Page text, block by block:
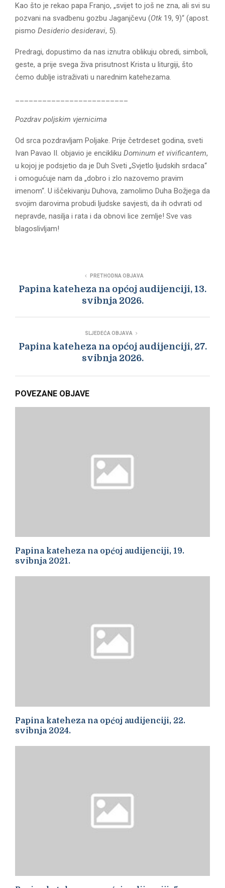
Kao što je rekao papa Franjo, „svijet to još ne zna, ali svi su
pozvani na svadbenu gozbu Jaganjčevu (Otk 19, 9)“ (apost.
pismo Desiderio desideravi, 5).
Predragi, dopustimo da nas iznutra oblikuju obredi, simboli,
geste, a prije svega živa prisutnost Krista u liturgiji, što
ćemo dublje istraživati u narednim katehezama.
Pozdrav poljskim vjernicima
Od srca pozdravljam Poljake. Prije četrdeset godina, sveti
Ivan Pavao II. objavio je encikliku Dominum et vivificantem,
u kojoj je podsjetio da je Duh Sveti „Svjetlo ljudskih srdaca“
i omogućuje nam da „dobro i zlo nazovemo pravim
imenom“. U iščekivanju Duhova, zamolimo Duha Božjega da
svojim darovima probudi ljudske savjesti, da ih odvrati od
nepravde, nasilja i rata i da obnovi lice zemlje! Sve vas
blagoslivljam!
PRETHODNA OBJAVA
Papina kateheza na općoj audijenciji, 13.
svibnja 2026.
SLJEDEĆA OBJAVA
Papina kateheza na općoj audijenciji, 27.
svibnja 2026.
POVEZANE OBJAVE
Papina kateheza na općoj audijenciji, 19.
svibnja 2021.
Papina kateheza na općoj audijenciji, 22.
svibnja 2024.